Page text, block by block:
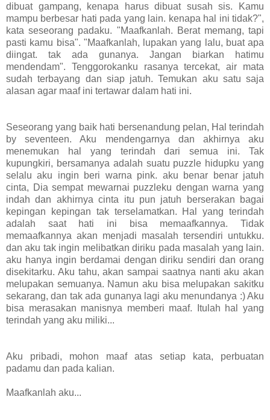
dibuat gampang, kenapa harus dibuat susah sis. Kamu
mampu berbesar hati pada yang lain. kenapa hal ini tidak?",
kata seseorang padaku. "Maafkanlah. Berat memang, tapi
pasti kamu bisa". "Maafkanlah, lupakan yang lalu, buat apa
diingat. tak ada gunanya. Jangan biarkan hatimu
mendendam". Tenggorokanku rasanya tercekat, air mata
sudah terbayang dan siap jatuh. Temukan aku satu saja
alasan agar maaf ini tertawar dalam hati ini.
Seseorang yang baik hati bersenandung pelan, Hal terindah
by seventeen. Aku mendengarnya dan akhirnya aku
menemukan hal yang terindah dari semua ini. Tak
kupungkiri, bersamanya adalah suatu puzzle hidupku yang
selalu aku ingin beri warna pink. aku benar benar jatuh
cinta, Dia sempat mewarnai puzzleku dengan warna yang
indah dan akhirnya cinta itu pun jatuh berserakan bagai
kepingan kepingan tak terselamatkan. Hal yang terindah
adalah saat hati ini bisa memaafkannya. Tidak
memaafkannya akan menjadi masalah tersendiri untukku.
dan aku tak ingin melibatkan diriku pada masalah yang lain.
aku hanya ingin berdamai dengan diriku sendiri dan orang
disekitarku. Aku tahu, akan sampai saatnya nanti aku akan
melupakan semuanya. Namun aku bisa melupakan sakitku
sekarang, dan tak ada gunanya lagi aku menundanya :) Aku
bisa merasakan manisnya memberi maaf. Itulah hal yang
terindah yang aku miliki...
Aku pribadi, mohon maaf atas setiap kata, perbuatan
padamu dan pada kalian.
Maafkanlah aku...